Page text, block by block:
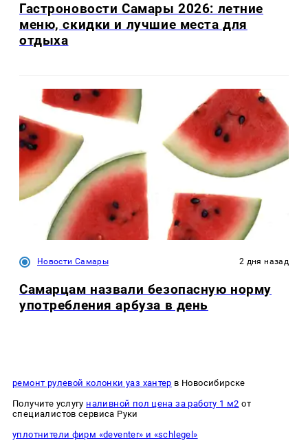
Гастроновости Самары 2026: летние
меню, скидки и лучшие места для
отдыха
Новости Самары 2 дня назад
Самарцам назвали безопасную норму
употребления арбуза в день
ремонт рулевой колонки уаз хантер в Новосибирске
Получите услугу наливной пол цена за работу 1 м2 от
специалистов сервиса Руки
уплотнители фирм «deventer» и «schlegel»